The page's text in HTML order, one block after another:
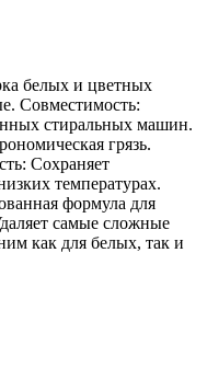
белых и цветных
Совместимость:
стиральных машин.
грязь.
Сохраняет
температурах.
формула для
самые сложные
как для белых, так и